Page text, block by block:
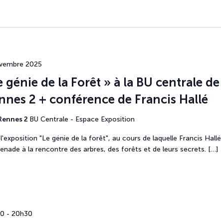
génie de la Forêt » à la BU centrale de
2 + conférence de Francis Hallé
2025
2 BU Centrale - Espace Exposition
"Le génie de la forêt", au cours de laquelle Francis Hallé
à la rencontre des arbres, des forêts et de leurs secrets. […]
- 20h30